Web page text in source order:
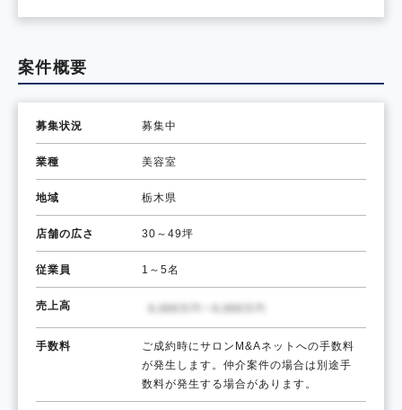
案件概要
募集状況 募集中
業種 美容室
地域 栃木県
店舗の広さ 30～49坪
従業員 1～5名
売上高
手数料
ご成約時にサロンM&Aネットへの手数料
が発生します。仲介案件の場合は別途手
数料が発生する場合があります。